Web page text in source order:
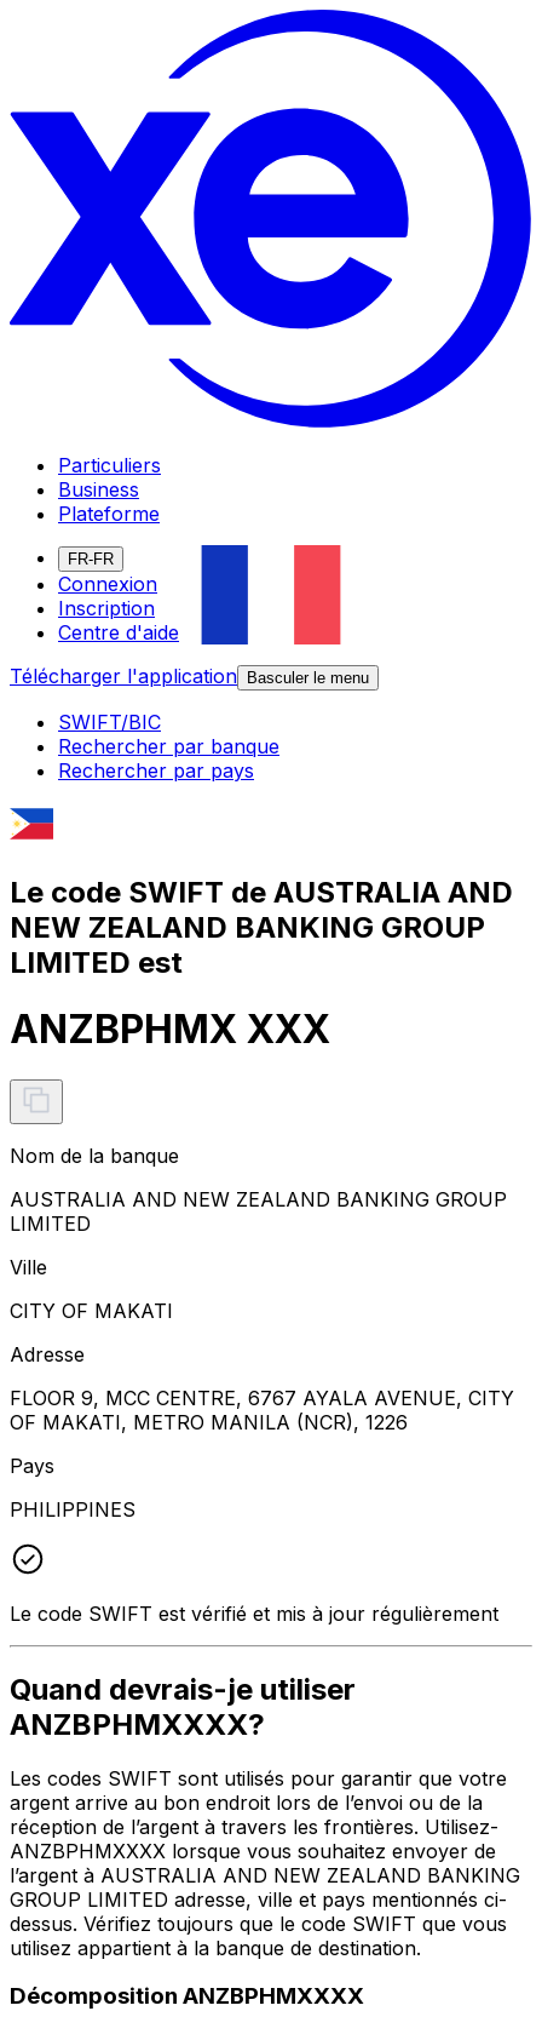
Particuliers
Business
Plateforme
FR-FR
Connexion
Inscription
Centre d'aide
Télécharger l'application
Basculer le menu
SWIFT/BIC
Rechercher par banque
Rechercher par pays
Le code SWIFT de AUSTRALIA AND
NEW ZEALAND BANKING GROUP
LIMITED est
ANZBPHMX XXX
Nom de la banque
AUSTRALIA AND NEW ZEALAND BANKING GROUP
LIMITED
Ville
CITY OF MAKATI
Adresse
FLOOR 9, MCC CENTRE, 6767 AYALA AVENUE, CITY
OF MAKATI, METRO MANILA (NCR), 1226
Pays
PHILIPPINES
Le code SWIFT est vérifié et mis à jour régulièrement
Quand devrais-je utiliser
ANZBPHMXXXX?
Les codes SWIFT sont utilisés pour garantir que votre
argent arrive au bon endroit lors de l’envoi ou de la
réception de l’argent à travers les frontières. Utilisez-
ANZBPHMXXXX lorsque vous souhaitez envoyer de
l’argent à AUSTRALIA AND NEW ZEALAND BANKING
GROUP LIMITED adresse, ville et pays mentionnés ci-
dessus. Vérifiez toujours que le code SWIFT que vous
utilisez appartient à la banque de destination.
Décomposition ANZBPHMXXXX